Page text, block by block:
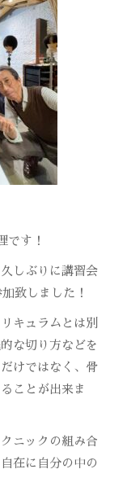
です！
しぶりに講習会
致しました！
キュラムとは別
な切り方などを
けではなく、骨
ことが出来ま
ニックの組み合
在に自分の中の